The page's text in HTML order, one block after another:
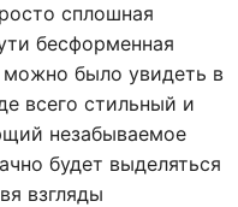
сплошная
бесформенная
было увидеть в
всего стильный и
незабываемое
будет выделяться
взгляды